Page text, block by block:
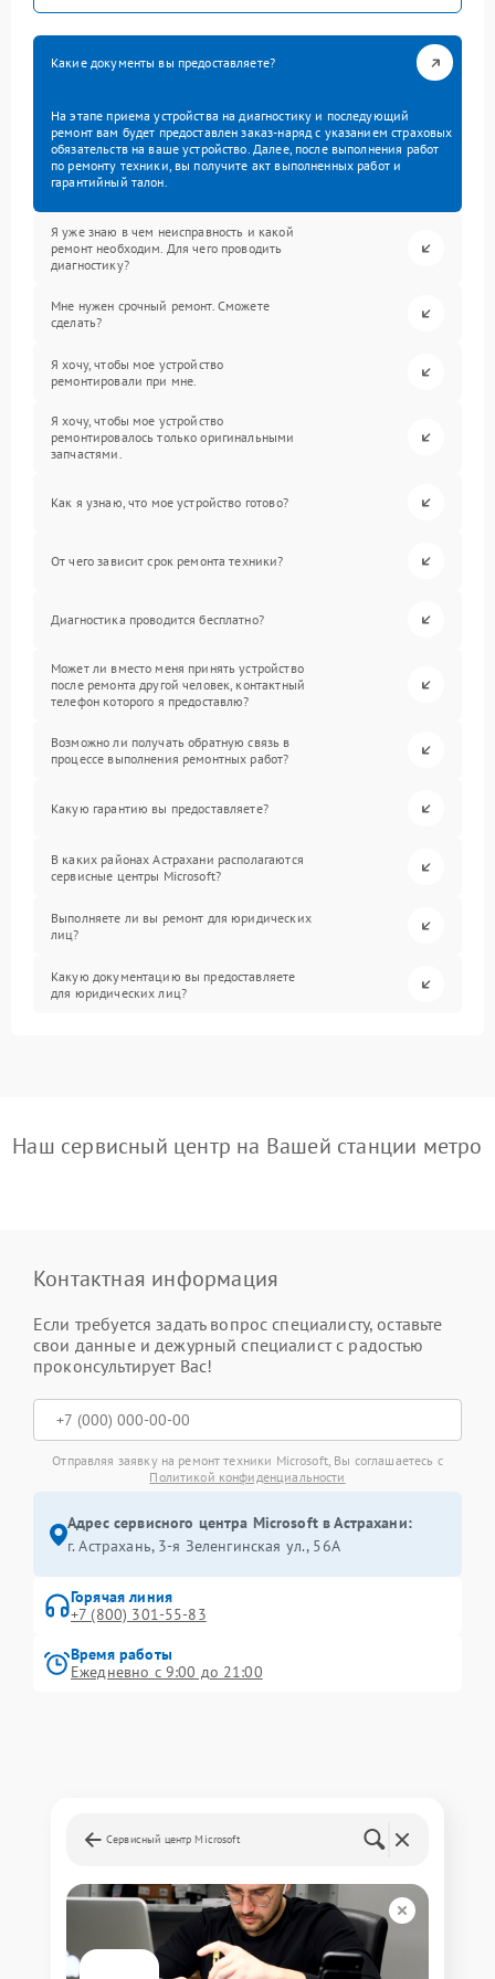
Какие документы вы предоставляете?
На этапе приема устройства на диагностику и последующий
ремонт вам будет предоставлен заказ-наряд с указанием страховых
обязательств на ваше устройство. Далее, после выполнения работ
по ремонту техники, вы получите акт выполненных работ и
гарантийный талон.
Я уже знаю в чем неисправность и какой
ремонт необходим. Для чего проводить
диагностику?
Мне нужен срочный ремонт. Сможете
сделать?
Я хочу, чтобы мое устройство
ремонтировали при мне.
Я хочу, чтобы мое устройство
ремонтировалось только оригинальными
запчастями.
Как я узнаю, что мое устройство готово?
От чего зависит срок ремонта техники?
Диагностика проводится бесплатно?
Может ли вместо меня принять устройство
после ремонта другой человек, контактный
телефон которого я предоставлю?
Возможно ли получать обратную связь в
процессе выполнения ремонтных работ?
Какую гарантию вы предоставляете?
В каких районах Астрахани располагаются
сервисные центры Microsoft?
Выполняете ли вы ремонт для юридических
лиц?
Какую документацию вы предоставляете
для юридических лиц?
Наш сервисный центр на Вашей станции метро
Контактная информация
Если требуется задать вопрос специалисту, оставьте
свои данные и дежурный специалист с радостью
проконсультирует Вас!
Отправляя заявку на ремонт техники Microsoft, Вы соглашаетесь с
Политикой конфиденциальности
Адрес сервисного центра Microsoft в Астрахани:
г. Астрахань, 3-я Зеленгинская ул., 56А
Горячая линия
+7 (800) 301-55-83
Время работы
Ежедневно с 9:00 до 21:00
Сервисный центр Microsoft